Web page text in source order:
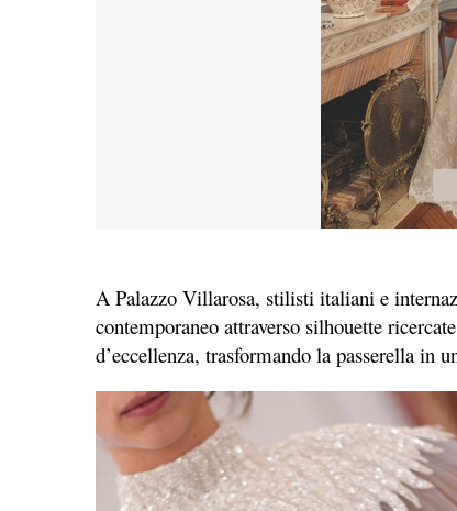
A Palazzo Villarosa, stilisti italiani e
contemporaneo attraverso silhouette
d’eccellenza, trasformando la passerella in